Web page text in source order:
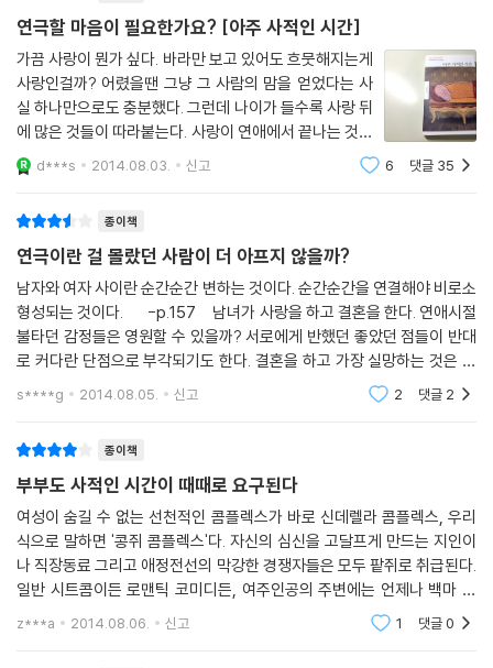
이 소설은 제목 그대로 주인공인 노리코가 자기만의 ‘아주 사적인 시간’을
찾아 나서는 이야기라고도 할 수 있다. 물론 그 모험은 겉으로 드러나는 것
이 아닌, 마음속에서 일어나는 것이다. 결혼과 동시에 상류층에 발을 디딘
노리코는 금방 사치스런 생활에 익숙해진다. 모든 일상이 평온한 듯하며
완벽한 결혼생활인 듯하다. 하지만 보이는 것이 전부가 아니다. 시간이 지
날수록 노리코의 마음은 변하기 시작한다. 그리고 과거를 돌아보며 자신의
옛 남자와의 관계가 어떻게 변해갔는지 생각하게 된다. 한때 자신이 사랑
씨’라는 생각만 들고, 결혼 후 짜릿한 사랑을 했던 남자는 이제, 중후한 ‘중
년남자’일 뿐 그 이상도 이하도 아닌 것이다.
이러한 노리코의 ‘변심’은 남편 고와의 관계에 변화를 낳고, 그녀의 결혼생
활을 조금씩 뒤틀린다. 노리코는 고와 ‘부부관계’라는 연극을 즐겁게 연기
했지만, 결국 계속되는 연기에 지치고 만다. 그리고 자신에게 진정으로 필
요한 것은 연기할 필요 없이 자기 자신으로 있을 수 있는 ‘아주 사적인 시
간’임을 깨닫게 된다. 다나베 세이코는 노리코의 이러한 변심을 통해 마음
일 수도 있다는 것을 보여준다.
연극할 마음이 필요한가요? [아주 사적인 시간]
가끔 사랑이 뭔가 싶다. 바라만 보고 있어도 흐뭇해지는게
사랑인걸까? 어렸을땐 그냥 그 사람의 맘을 얻었다는 사
실 하나만으로도 충분했다. 그런데 나이가 들수록 사랑 뒤
에 많은 것들이 따라붙는다. 사랑이 연애에서 끝나는 것이
아닌 결혼이라는 생활과 맞닿으면서부터 그런것같다. 그
래서 가끔, 드라마 속 주인공을 꿈꿔보기도 한다. 드라마
d***s 2014.08.03. 신고 6 댓글 35
종이책
연극이란 걸 몰랐던 사람이 더 아프지 않을까?
남자와 여자 사이란 순간순간 변하는 것이다. 순간순간을 연결해야 비로소
형성되는 것이다. -p.157 남녀가 사랑을 하고 결혼을 한다. 연애시절
불타던 감정들은 영원할 수 있을까? 서로에게 반했던 좋았던 점들이 반대
로 커다란 단점으로 부각되기도 한다. 결혼을 하고 가장 실망하는 것은 큰
것이 아닌 아주 사소한 것들이라고 했다. 어떤 교수님이 그런 말을 한
s****g 2014.08.05. 신고 2 댓글 2
종이책
부부도 사적인 시간이 때때로 요구된다
여성이 숨길 수 없는 선천적인 콤플렉스가 바로 신데렐라 콤플렉스, 우리
식으로 말하면 '콩쥐 콤플렉스'다. 자신의 심신을 고달프게 만드는 지인이
나 직장동료 그리고 애정전선의 막강한 경쟁자들은 모두 팥쥐로 취급된다.
일반 시트콤이든 로맨틱 코미디든, 여주인공의 주변에는 언제나 백마 탄
왕자님과 더불어 팥쥐들이 항상 대기중이다. 결혼 전, 여자는 누구나 자신
z***a 2014.08.06. 신고 1 댓글0